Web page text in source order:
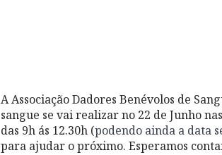
A Associação Dadores Benévolos de
sangue se vai realizar no 22 de Junho
das 9h ás 12.30h (podendo ainda a data
para ajudar o próximo. Esperamos